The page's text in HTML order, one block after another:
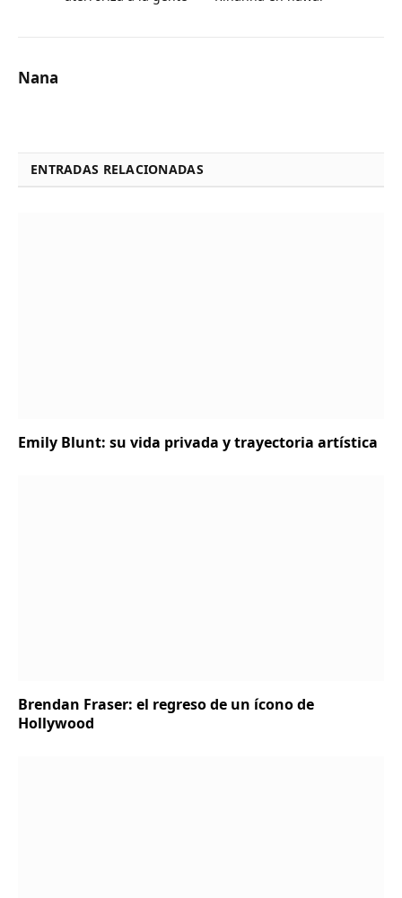
Nana
ENTRADAS RELACIONADAS
Emily Blunt: su vida privada y trayectoria artística
Brendan Fraser: el regreso de un ícono de
Hollywood